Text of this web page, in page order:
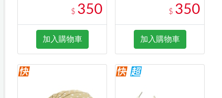
$ 350
加入購物車
$ 350
加入購物車